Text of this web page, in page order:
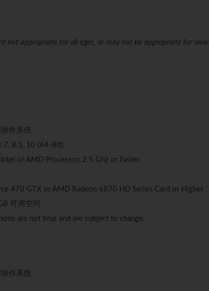
not appropriate for all ages, or may not be appropriate for
作系统
7, 8.1, 10 (64-Bit)
or AMD Processor, 2.5 Ghz or Faster
470 GTX or AMD Radeon 6870 HD Series Card or Higher
可用空间
are not final and are subject to change.
作系统